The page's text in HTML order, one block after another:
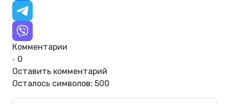
Комментарии
0
Оставить комментарий
Осталось символов: 500